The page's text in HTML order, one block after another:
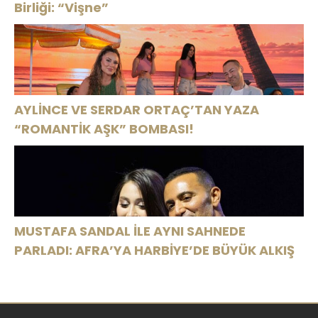
Birliği: “Vişne”
AYLİNCE VE SERDAR ORTAÇ’TAN YAZA
“ROMANTİK AŞK” BOMBASI!
MUSTAFA SANDAL İLE AYNI SAHNEDE
PARLADI: AFRA’YA HARBİYE’DE BÜYÜK ALKIŞ